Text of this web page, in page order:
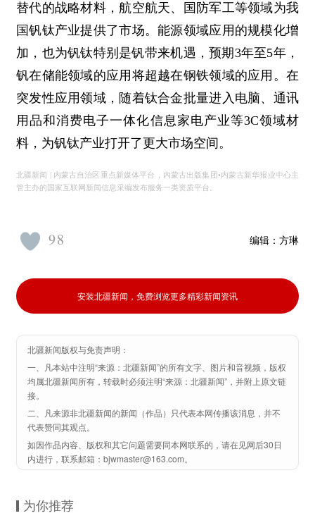
替代的战略材料，航空航天、国防军工等领域为我
国钒钛产业提供了市场。能源领域应用的规模化增
加，也为钒钛特别是钒带来机遇，预期3年至5年，
钒在储能领域的应用将超越在钢铁领域的应用。在
突发性应用领域，随着钛合金批量进入电脑、通讯
用品和消费电子一体化信息家电产业等3C领域材
料，为钒钛产业打开了更大市场空间。
北疆新闻 | 内蒙古自治区重点新媒体平台，内蒙古出版集团•内蒙古新华报业中心主
管主办的国家互联网新闻信息采编发布服务一类资质平台。
编辑： 方琳
98
安装北疆新闻，免费浏览更多精彩新闻资讯
北疆新闻版权与免责声明：
一、凡本站中注明“来源：北疆新闻”的所有文字、图片和音视频，版权
均属北疆新闻所有，转载时必须注明“来源：北疆新闻”，并附上原文链
接。
二、凡来源非北疆新闻的新闻（作品）只代表本网传播该消息，并不
代表赞同其观点。
如因作品内容、版权和其它问题需要同本网联系的，请在见网后30日
内进行，联系邮箱：bjwmaster@163.com。
为你推荐